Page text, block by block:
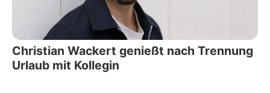
Christian Wackert genießt nach Trennung
Urlaub mit Kollegin